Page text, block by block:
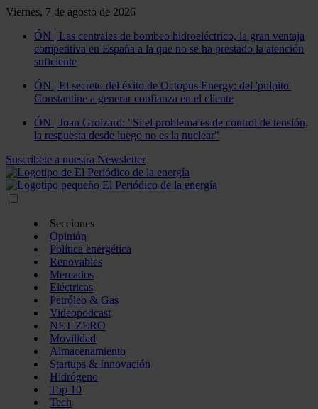
Viernes, 7 de agosto de 2026
ÓN | Las centrales de bombeo hidroeléctrico, la gran ventaja
competitiva en España a la que no se ha prestado la atención
suficiente
ÓN | El secreto del éxito de Octopus Energy: del 'pulpito'
Constantine a generar confianza en el cliente
ÓN | Joan Groizard: "Si el problema es de control de tensión,
la respuesta desde luego no es la nuclear"
Suscríbete a nuestra Newsletter
Secciones
Opinión
Política energética
Renovables
Mercados
Eléctricas
Petróleo & Gas
Videopodcast
NET ZERO
Movilidad
Almacenamiento
Startups & Innovación
Hidrógeno
Top 10
Tech